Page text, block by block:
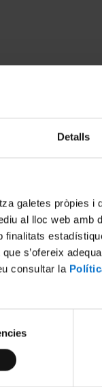
Detalls
galetes pròpies
al lloc web
finalitats
s’ofereix
consultar la
17